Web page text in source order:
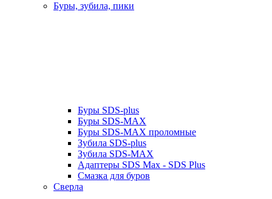
Буры, зубила, пики
Буры SDS-plus
Буры SDS-MAX
Буры SDS-MAX проломные
Зубила SDS-plus
Зубила SDS-MAX
Адаптеры SDS Max - SDS Plus
Смазка для буров
Сверла